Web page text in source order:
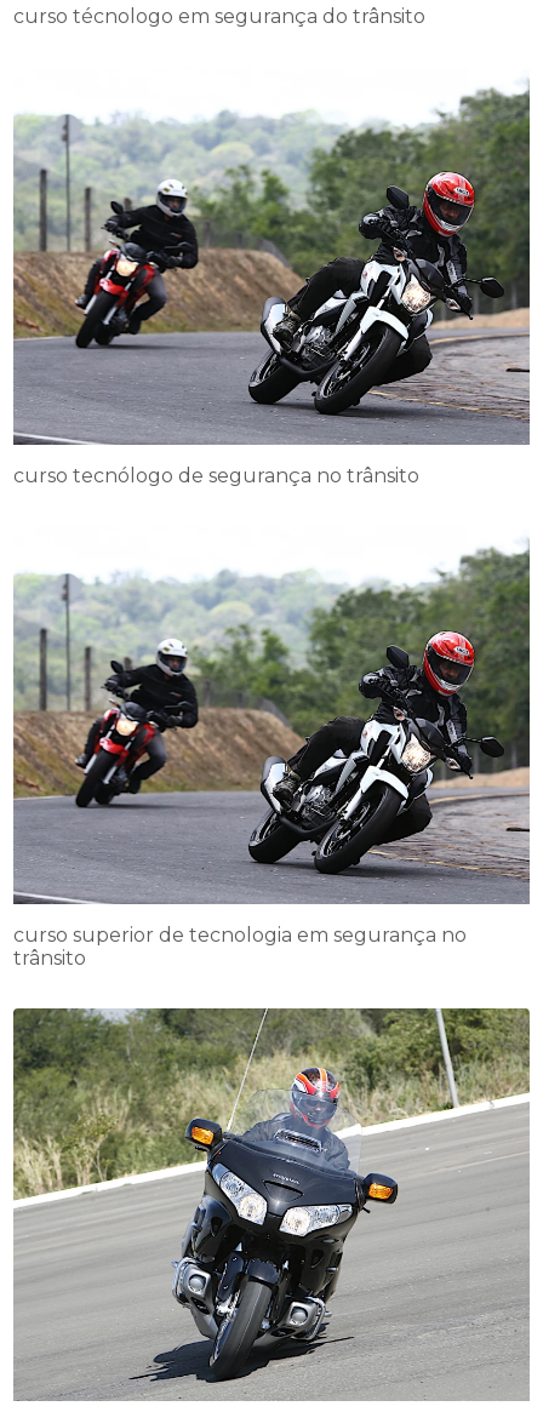
curso técnologo em segurança do trânsito
curso tecnólogo de segurança no trânsito
curso superior de tecnologia em segurança no
trânsito